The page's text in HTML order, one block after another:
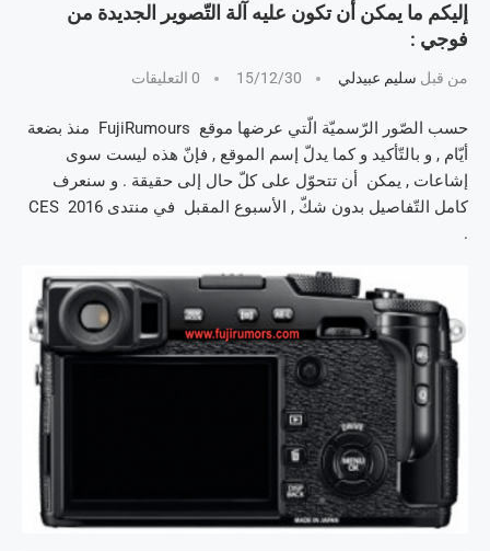
إليكم ما يمكن أن تكون عليه آلة التّصوير الجديدة من
فوجي :
من قبل سليم عبيدلي 15/12/30 0 التعليقات
حسب الصّور الرّسميّة الّتي عرضها موقع FujiRumours منذ بضعة
أيّام , و بالتّأكيد و كما يدلّ إسم الموقع , فإنّ هذه ليست سوى
إشاعات , يمكن أن تتحوّل على كلّ حال إلى حقيقة . و سنعرف
كامل التّفاصيل بدون شكّ , الأسبوع المقبل في منتدى CES 2016
.